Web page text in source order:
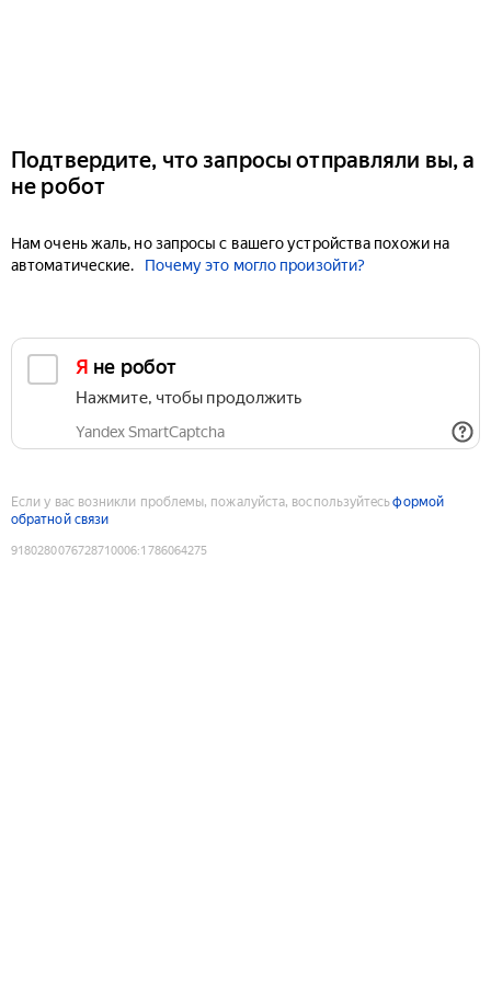
Подтвердите, что запросы отправляли вы, а
не робот
Нам очень жаль, но запросы с вашего устройства похожи на
автоматические.
Почему это могло произойти?
Я не робот
Нажмите, чтобы продолжить
Yandex SmartCaptcha
Если у вас возникли проблемы, пожалуйста, воспользуйтесьформой
обратной связи
9180280076728710006:1786064275